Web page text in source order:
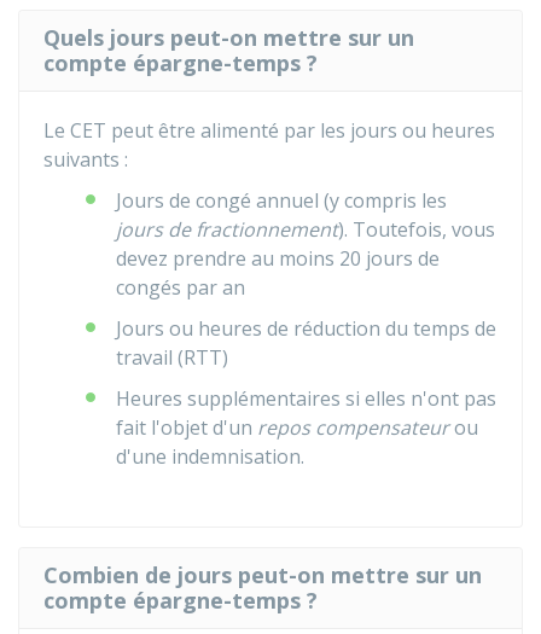
Quels jours peut-on mettre sur un
compte épargne-temps ?
Le CET peut être alimenté par les jours ou heures
suivants :
Jours de congé annuel (y compris les
jours de fractionnement). Toutefois, vous
devez prendre au moins 20 jours de
congés par an
Jours ou heures de réduction du temps de
travail (RTT)
Heures supplémentaires si elles n'ont pas
fait l'objet d'un repos compensateurou
d'une indemnisation.
Combien de jours peut-on mettre sur un
compte épargne-temps ?